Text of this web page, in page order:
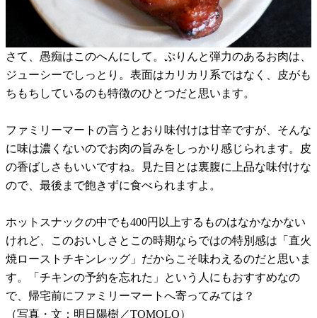
さて、愚痴はこのへんにして。ぷりんと弾力のあるお肉は、
ジューシーでしっとり。表面はカリカリ系ではなく、皮がも
ちもちしているのも特徴のひとつだと思います。
ファミリーマートの言うとおり味付けは甘辛ですが、そんな
に味は濃くないのでお肉の旨みをしっかり感じられます。皮
の香ばしさもいいですね。見た目とは裏腹に上品な味付けな
ので、最後まで飽きずに食べられますよ。
ホットスナックの中でも400円以上するものはなかなかない
けれど、このおいしさとこの時期ならではの特別感は「直火
焼ローストチキンレッグ」だからこそ味わえるのだと思いま
す。「チキンの予約を忘れた」という人にもおすすめなの
で、帰宅前にファミリーマートへ寄ってみては？
（写真・文：明日陽樹／TOMOLO）